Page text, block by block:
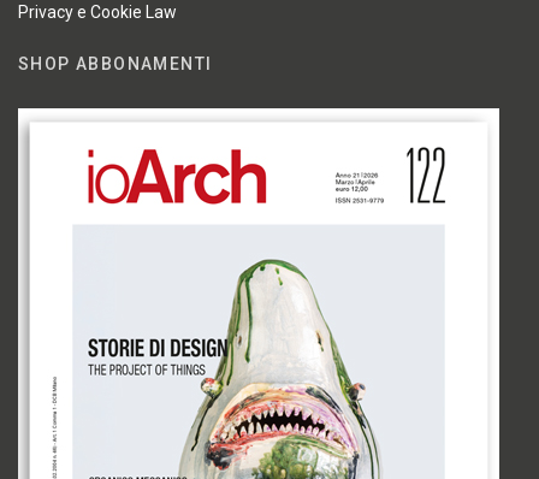
Privacy e Cookie Law
SHOP ABBONAMENTI